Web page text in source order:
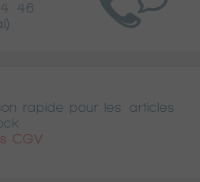
46
rapide pour les articles
CGV